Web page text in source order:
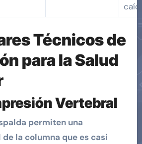
Técnicos de
para la Salud
Vertebral
permiten una
la columna que es casi